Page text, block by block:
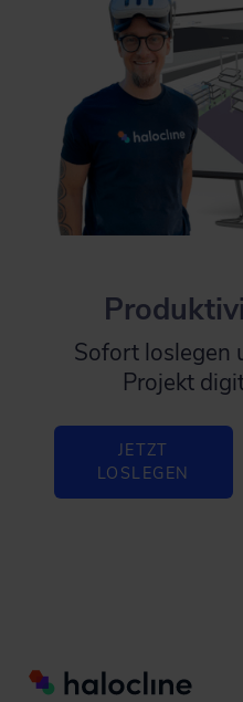
Sofort loslegen
Projekt
JETZT
LOSLEGEN